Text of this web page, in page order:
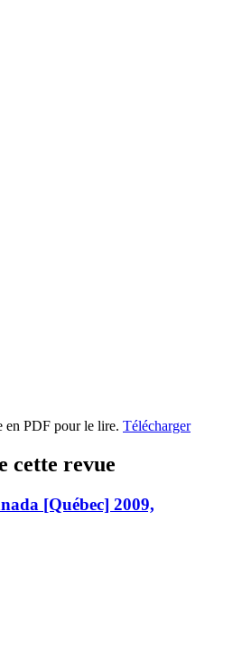
en PDF pour le lire. Télécharger
cette revue
[Québec] 2009,